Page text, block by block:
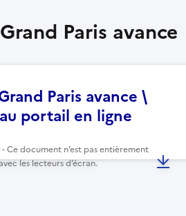
Paris avance
Paris avance \
portail en ligne
Ce document n’est pas entièrement
les lecteurs d’écran.